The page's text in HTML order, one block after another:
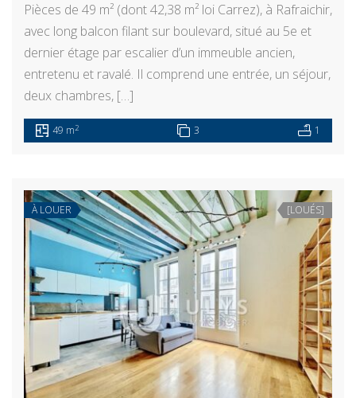
Pièces de 49 m² (dont 42,38 m² loi Carrez), à Rafraichir,
avec long balcon filant sur boulevard, situé au 5e et
dernier étage par escalier d’un immeuble ancien,
entretenu et ravalé. Il comprend une entrée, un séjour,
deux chambres, […]
49 m2 3 1
À LOUER [LOUÉS]